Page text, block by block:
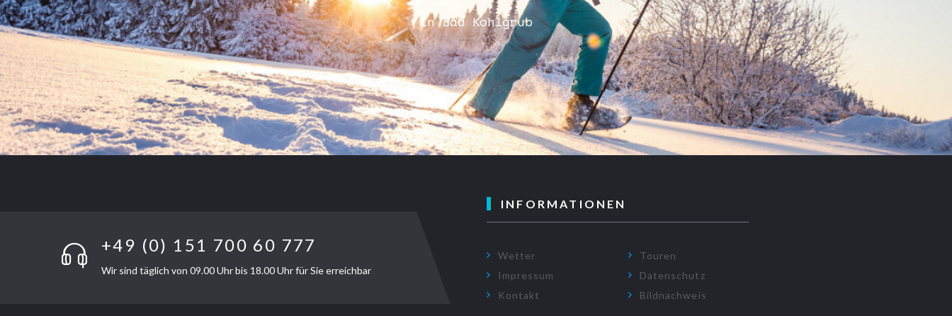
in Bad Kohlgrub
+49 (0) 151 700 60 777
Wir sind täglich von 09.00 Uhr bis 18.00 Uhr für Sie erreichbar
INFORMATIONEN
Wetter
Impressum
Kontakt
Touren
Datenschutz
Bildnachweis